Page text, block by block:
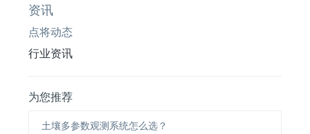
资讯
点将动态
行业资讯
为您推荐
土壤多参数观测系统怎么选？